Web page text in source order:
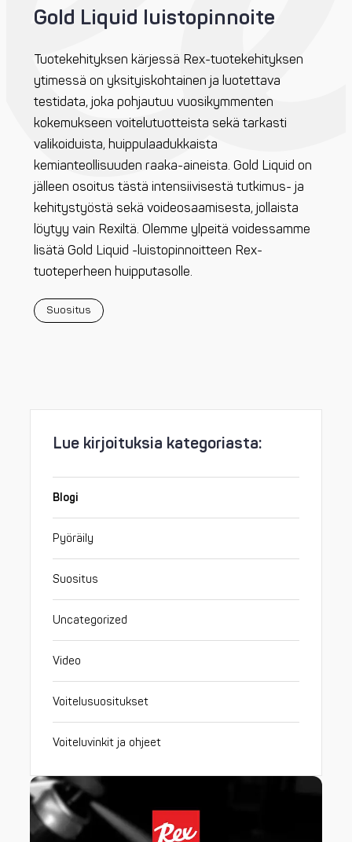
Gold Liquid luistopinnoite
Tuotekehityksen kärjessä Rex-tuotekehityksen
ytimessä on yksityiskohtainen ja luotettava
testidata, joka pohjautuu vuosikymmenten
kokemukseen voitelutuotteista sekä tarkasti
valikoiduista, huippulaadukkaista
kemianteollisuuden raaka-aineista. Gold Liquid on
jälleen osoitus tästä intensiivisestä tutkimus- ja
kehitystyöstä sekä voideosaamisesta, jollaista
löytyy vain Rexiltä. Olemme ylpeitä voidessamme
lisätä Gold Liquid -luistopinnoitteen Rex-
tuoteperheen huipputasolle.
Suositus
Lue kirjoituksia kategoriasta:
Blogi
Pyöräily
Suositus
Uncategorized
Video
Voitelusuositukset
Voiteluvinkit ja ohjeet